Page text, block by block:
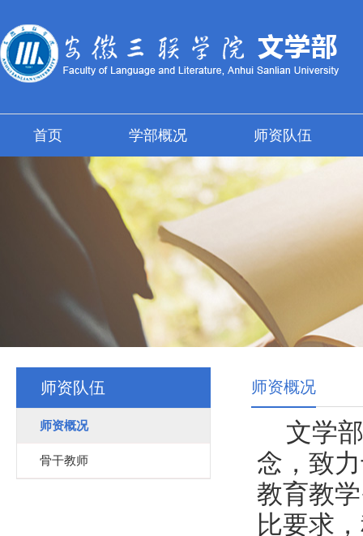
首页 学部概况 师资队伍
师资队伍
师资概况
骨干教师
师资概况
文学
念，致
教育教
比要求